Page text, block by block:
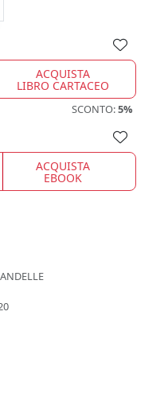
ACQUISTA
LIBRO CARTACEO
SCONTO:5%
ACQUISTA
EBOOK